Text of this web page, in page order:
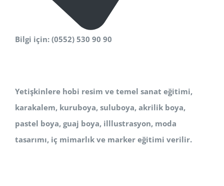
Bilgi için: (0552) 530 90 90
Yetişkinlere hobi resim ve temel sanat eğitimi,
karakalem, kuruboya, suluboya, akrilik boya,
pastel boya, guaj boya, illlustrasyon, moda
tasarımı, iç mimarlık ve marker eğitimi verilir.